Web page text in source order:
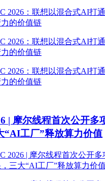
| 摩尔线程首次公开多
“AI工厂”释放算力价值